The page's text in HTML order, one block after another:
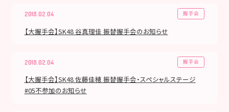
2018.02.04 握手会
【大握手会】SK48 谷真理佳 振替握手会のお知らせ
2018.02.04 握手会
【大握手会】SK48 佐藤佳穂 振替握手会・スペシャルステージ
#05不参加のお知らせ